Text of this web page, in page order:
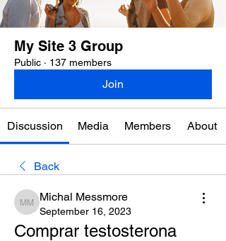
My Site 3 Group
Public · 137 members
Join
Discussion Media Members About
Back
Michal Messmore
Michal Messmore
September 16, 2023
Comprar testosterona